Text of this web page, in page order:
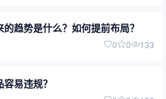
趋势是什么？如何提前布局？
0 0 133
易违规？